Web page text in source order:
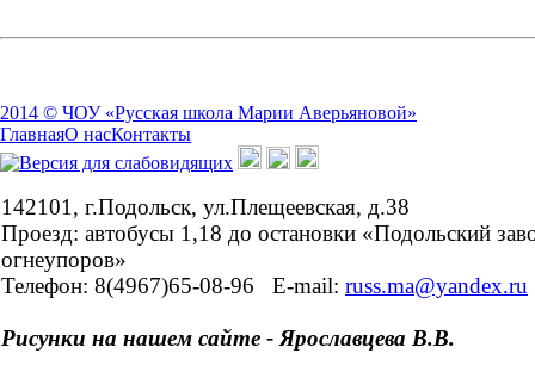
2014 © ЧОУ «Русская школа Марии Аверьяновой»
ГлавнаяО насКонтакты
142101, г.Подольск, ул.Плещеевская, д.38
Проезд: автобусы 1,18 до остановки «Подольский
огнеупоров»
Телефон: 8(4967)65-08-96
E-mail: russ.ma@yandex.ru
Рисунки на нашем сайте - Ярославцева В.В.